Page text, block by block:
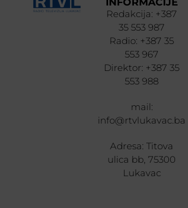
Redakcija: +387
35 553 987
Radio: +387 35
553 967
Direktor: +387 35
553 988
mail:
info@rtvlukavac.ba
Adresa: Titova
ulica bb, 75300
Lukavac